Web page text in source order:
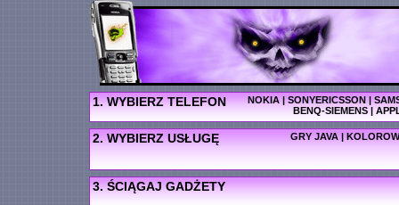
1. WYBIERZ TELEFON NOKIA|SONYERICSSON|
BENQ-SIEMENS|
2. WYBIERZ USŁUGĘ GRY JAVA |
3. ŚCIĄGAJ GADŻETY